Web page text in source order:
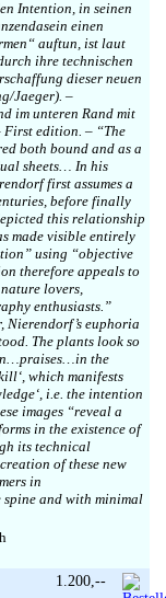
Intention, in seinen
einen
auftun, ist laut
ihre technischen
dieser neuen
Jaeger). –
im unteren Rand mit
First edition. – “The
both bound and as a
sheets… In his
first assumes a
before finally
this relationship
made visible entirely
using “objective
therefore appeals to
lovers,
enthusiasts.”
Nierendorf’s euphoria
The plants look so
the
which manifests
i.e. the intention
images “reveal a
in the existence of
its technical
of these new
in
and with minimal
1.200,--